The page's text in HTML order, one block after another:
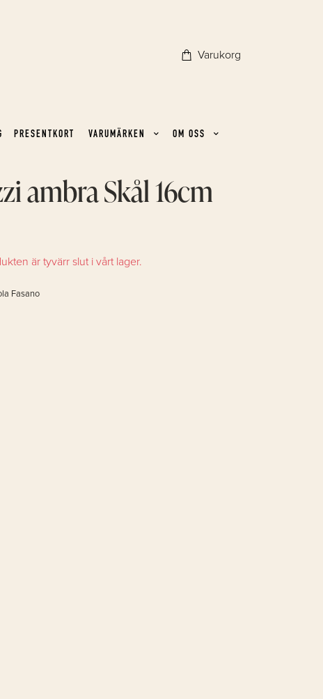
Varukorg
PRESENTKORT VARUMÄRKEN OM OSS
ambra Skål 16cm
är tyvärr slut i vårt lager.
Fasano